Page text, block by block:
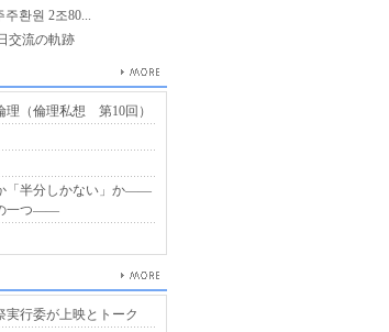
환원 2조80...
交流の軌跡
理（倫理私想 第10回）
「半分しかない」か――
一つ――
実行委が上映とトーク